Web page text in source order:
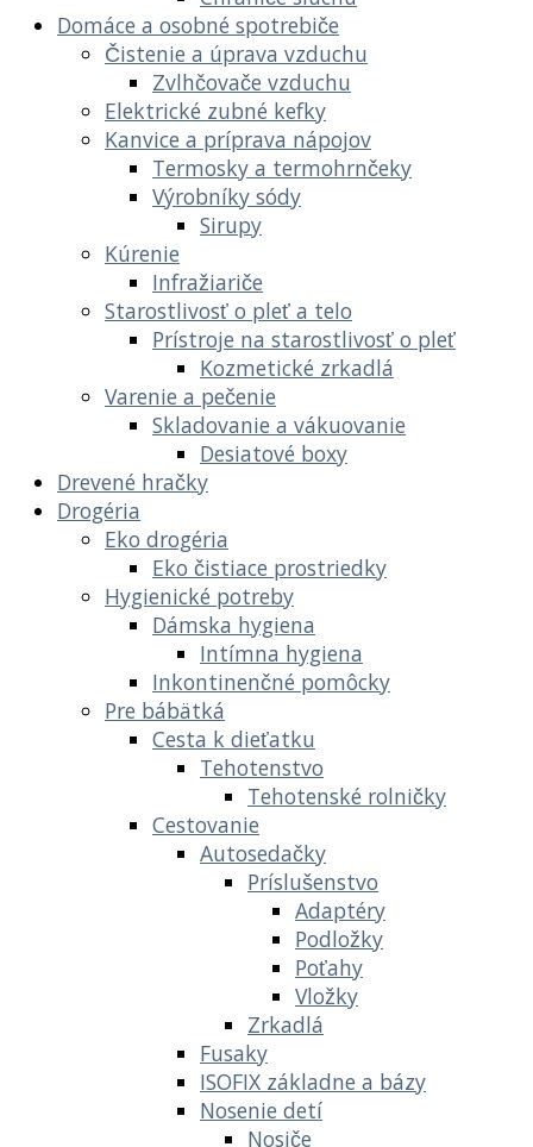
Domáce a osobné spotrebiče
Čistenie a úprava vzduchu
Zvlhčovače vzduchu
Elektrické zubné kefky
Kanvice a príprava nápojov
Termosky a termohrnčeky
Výrobníky sódy
Sirupy
Kúrenie
Infražiariče
Starostlivosť o pleť a telo
Prístroje na starostlivosť o pleť
Kozmetické zrkadlá
Varenie a pečenie
Skladovanie a vákuovanie
Desiatové boxy
Drevené hračky
Drogéria
Eko drogéria
Eko čistiace prostriedky
Hygienické potreby
Dámska hygiena
Intímna hygiena
Inkontinenčné pomôcky
Pre bábätká
Cesta k dieťatku
Tehotenstvo
Tehotenské rolničky
Cestovanie
Autosedačky
Príslušenstvo
Adaptéry
Podložky
Poťahy
Vložky
Zrkadlá
Fusaky
ISOFIX základne a bázy
Nosenie detí
Nosiče